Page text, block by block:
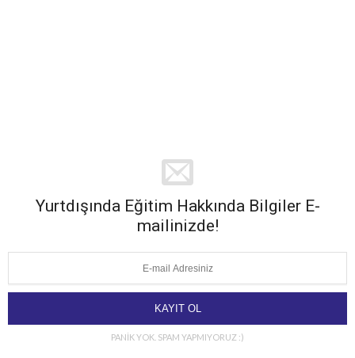
Yurtdışında Eğitim Hakkında Bilgiler E-
mailinizde!
PANİK YOK. SPAM YAPMIYORUZ :)